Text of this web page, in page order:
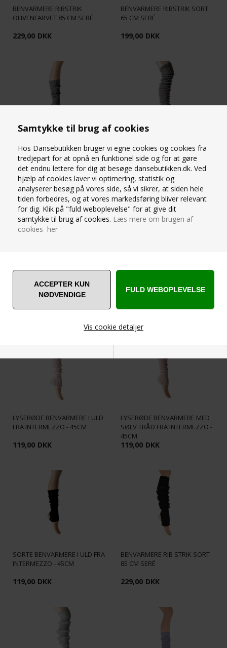
Samtykke til brug af cookies
Hos Dansebutikken bruger vi egne cookies og cookies fra
tredjepart for at opnå en funktionel side og for at gøre
det endnu lettere for dig at besøge dansebutikken.dk. Ved
hjælp af cookies laver vi optimering, statistik og
analyserer besøg på vores side, så vi sikrer, at siden hele
tiden forbedres, og at vores markedsføring bliver relevant
for dig. Klik på "fuld weboplevelse" for at give dit
samtykke til brug af cookies. Læs mere om brugen af
cookies her
Vis cookie detaljer
Nødvendige Markedsføring
Funktionelle Statistiske
BENVARMERE RIBSTRIK
OLIVENFARVET 85 CM SERÉ
229,00 DKK
BENVARMERE RIBSTRIK SORT
65 CM SERÉ
199,00 DKK
GRÅ BENVARMERE I ULD FRA
INTERMEZZO - 45CM
119,00 DKK
GRÅ BENVARMERE I ULD FRA
INTERMEZZO - 90 CM
199,00 DKK
GRÅ BENVARMERE MED SØLV
TRÅD FRA INTERMEZZO - 45CM
119,00 DKK
BENVARMERE
239,00 DKK
LYSERØDE BENVARMERE I ULD
FRA INTERMEZZO - 45CM
119,00 DKK
LYSERØDE BENVARMERE MED
SØLV TRÅD FRA INTERMEZZO -
45CM
119,00 DKK
SORTE BENVARMERE I ULD FRA
INTERMEZZO - 45CM
119,00 DKK
BENVARMERE RIB STRIK SORT
85 CM SERÉ
229,00 DKK